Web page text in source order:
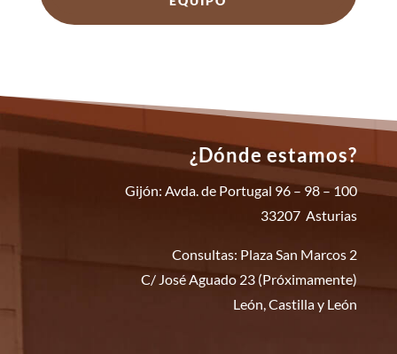
¿Dónde estamos?
Gijón: Avda. de Portugal 96 – 98 – 100
33207 Asturias
Consultas: Plaza San Marcos 2
C/ José Aguado 23 (Próximamente)
León, Castilla y León